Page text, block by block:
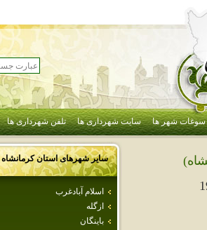
سوغات شهر ها سایت شهرداری ها تلفن شهرداری ها
سایر شهرهای استانكرمانشاه
اسلام آبادغرب
ازگله
باينگان